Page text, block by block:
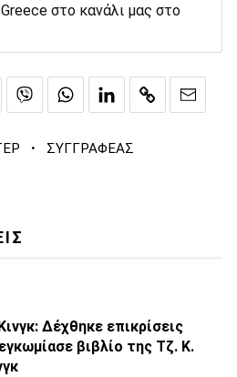
στο κανάλι μας στο
· ΣΥΓΓΡΑΦΕΑΣ
Δέχθηκε επικρίσεις
βιβλίο της Τζ. Κ.